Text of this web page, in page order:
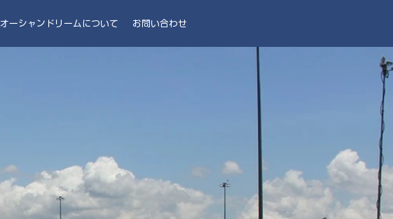
オーシャンドリームについて お問い合わせ